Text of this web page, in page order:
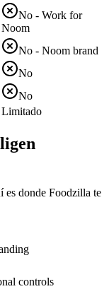
No - Work for
Noom
No - Noom brand
No
No
Limitado
es donde Foodzilla te
controls